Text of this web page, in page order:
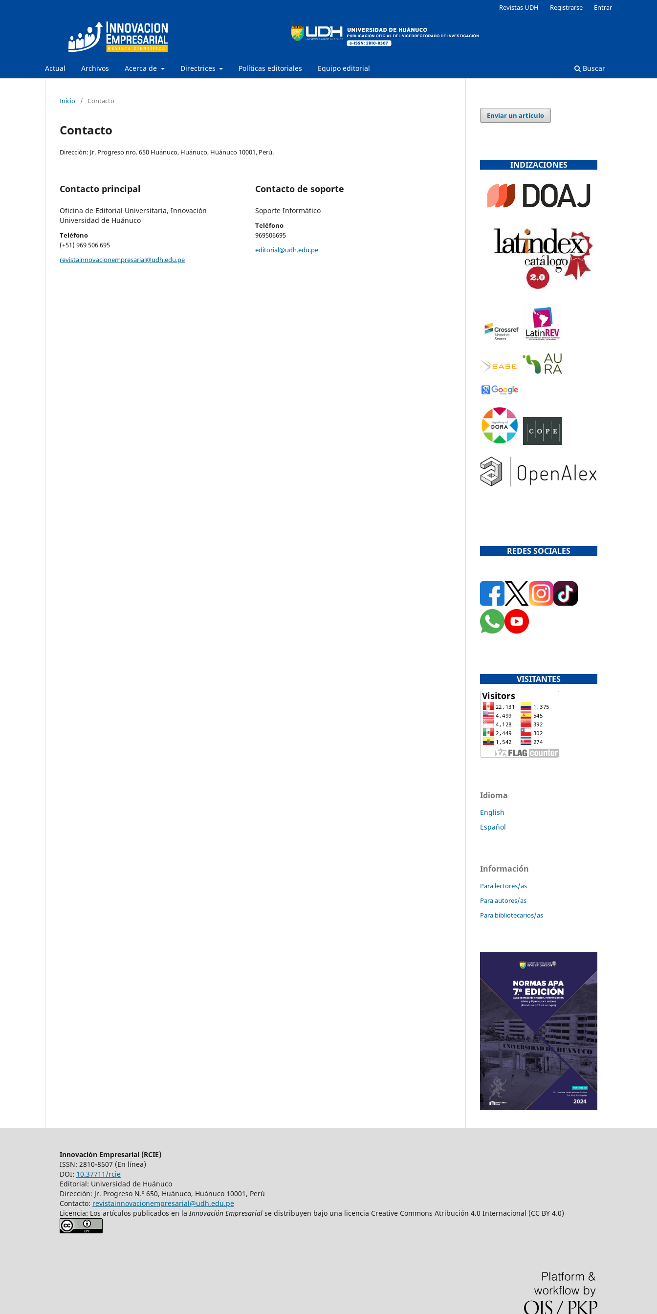
Actual Archivos Acerca de Directrices Políticas editoriales Equipo editorial Buscar
Revistas UDH Registrarse Entrar
Inicio / Contacto
Contacto
Dirección: Jr. Progreso nro. 650 Huánuco, Huánuco, Huánuco 10001, Perú.
Contacto principal
Oficina de Editorial Universitaria, Innovación
Universidad de Huánuco
Teléfono
(+51) 969 506 695
revistainnovacionempresarial@udh.edu.pe
Contacto de soporte
Soporte Informático
Teléfono
969506695
editorial@udh.edu.pe
Enviar un artículo
INDIZACIONES
REDES SOCIALES
VISITANTES
Idioma
English
Español
Información
Para lectores/as
Para autores/as
Para bibliotecarios/as
Innovación Empresarial (RCIE)
ISSN: 2810-8507 (En línea)
DOI: 10.37711/rcie
Editorial: Universidad de Huánuco
Dirección: Jr. Progreso N.º 650, Huánuco, Huánuco 10001, Perú
Contacto: revistainnovacionempresarial@udh.edu.pe
Licencia: Los artículos publicados en la Innovación Empresarial se distribuyen bajo una licencia Creative Commons Atribución 4.0 Internacional (CC BY 4.0)